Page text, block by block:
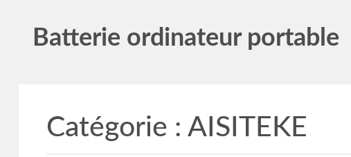
Batterie ordinateur portable
Catégorie : AISITEKE